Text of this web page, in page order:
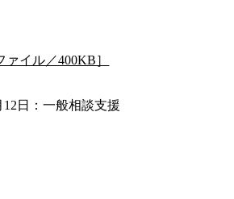
イル／400KB］
日：一般相談支援